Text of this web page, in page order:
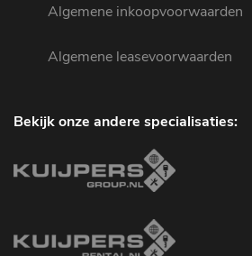
Algemene inkoopvoorwaarden
Algemene leasevoorwaarden
Bekijk onze andere specialisaties: